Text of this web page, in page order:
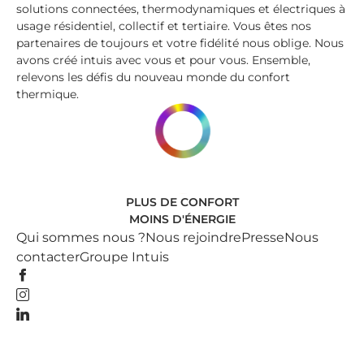
solutions connectées, thermodynamiques et électriques à
usage résidentiel, collectif et tertiaire. Vous êtes nos
partenaires de toujours et votre fidélité nous oblige. Nous
avons créé intuis avec vous et pour vous. Ensemble,
relevons les défis du nouveau monde du confort
thermique.
PLUS DE CONFORT
MOINS D'ÉNERGIE
Qui sommes nous ?Nous rejoindrePresseNous
contacterGroupe Intuis
Instagram
Linkedin